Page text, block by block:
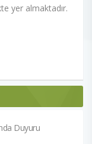
yer almaktadır.
Duyuru